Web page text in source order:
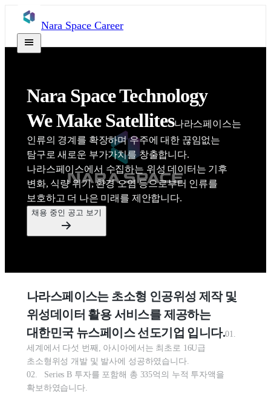
Nara Space Career
Nara Space Technology
We Make Satellites나라스페이스는
인류의 경계를 확장하며 우주에 대한 끊임없는
탐구로 새로운 부가가치를 창출합니다.
나라스페이스에서 수집하는 위성 데이터는 기후
변화, 식량 위기, 환경 오염 등으로부터 인류를
보호하고 더 나은 미래를 제안합니다.
채용 중인 공고 보기
나라스페이스는 초소형 인공위성 제작 및
위성데이터 활용 서비스를 제공하는
대한민국 뉴스페이스 선도기업 입니다.01.
세계에서 다섯 번째, 아시아에서는 최초로 16U급
초소형위성 개발 및 발사에 성공하였습니다.
02.   Series B 투자를 포함해 총 335억의 누적 투자액을
확보하였습니다.